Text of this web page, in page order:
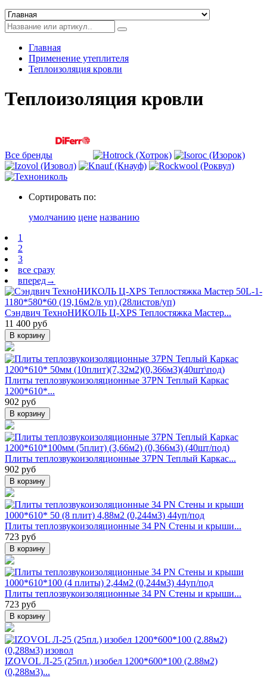
Главная
Применение утеплителя
Теплоизоляция кровли
Теплоизоляция кровли
Все бренды
Сортировать по:
умолчанию цене названию
1
2
3
все сразу
вперед→
Сэндвич ТехноНИКОЛЬ Ц-XPS Теплостяжка Мастер...
11 400 руб
В корзину
Плиты теплозвукоизоляционные 37PN Теплый Каркас
1200*610*...
902 руб
В корзину
Плиты теплозвукоизоляционные 37PN Теплый Каркас...
902 руб
В корзину
Плиты теплозвукоизоляционные 34 PN Стены и крыши...
723 руб
В корзину
Плиты теплозвукоизоляционные 34 PN Стены и крыши...
723 руб
В корзину
IZOVOL Л-25 (25пл.) изобел 1200*600*100 (2.88м2)
(0,288м3)...